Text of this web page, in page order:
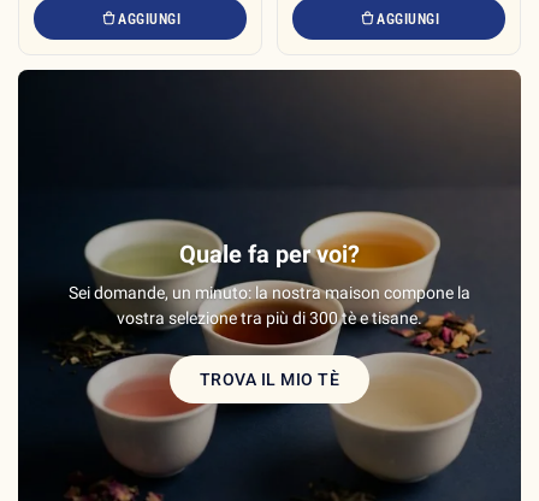
AGGIUNGI AGGIUNGI
Quale fa per voi?
Sei domande, un minuto: la nostra maison compone la
vostra selezione tra più di 300 tè e tisane.
TROVA IL MIO TÈ